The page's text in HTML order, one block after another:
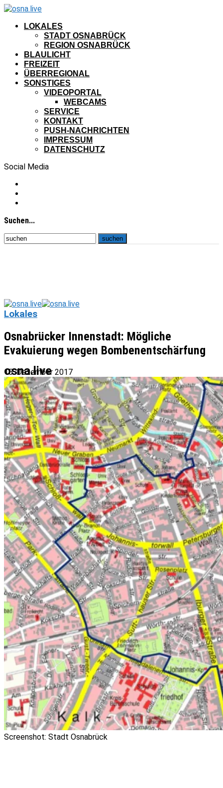
LOKALES
STADT OSNABRÜCK
REGION OSNABRÜCK
BLAULICHT
FREIZEIT
ÜBERREGIONAL
SONSTIGES
VIDEOPORTAL
WEBCAMS
SERVICE
KONTAKT
PUSH-NACHRICHTEN
IMPRESSUM
DATENSCHUTZ
Social Media
Suchen...
osna.live
Lokales
Osnabrücker Innenstadt: Mögliche
Evakuierung wegen Bombenentschärfung
15. Dezember 2017
Screenshot: Stadt Osnabrück